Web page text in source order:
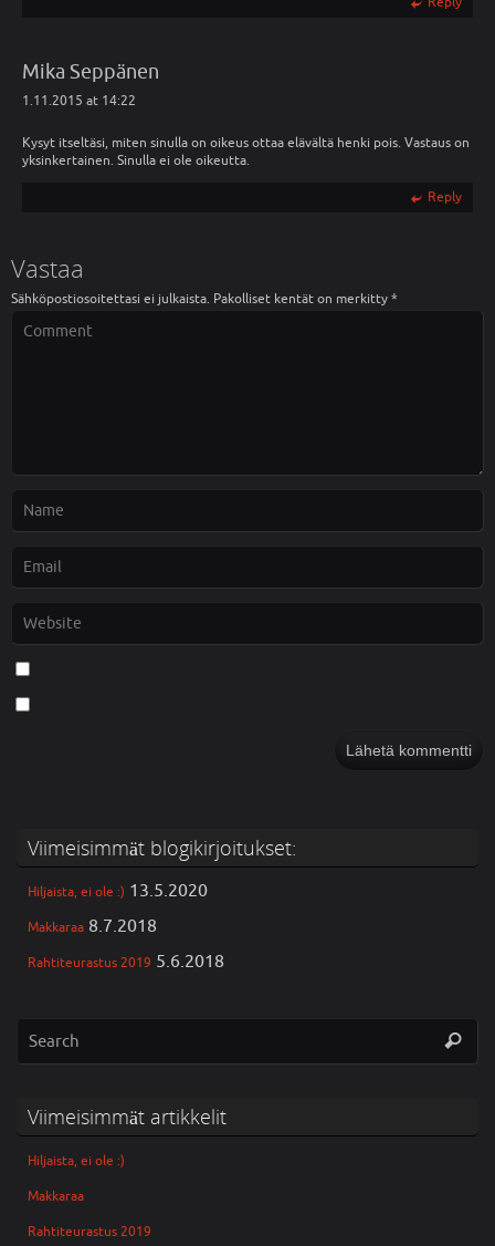
Mika Seppänen
1.11.2015 at 14:22
Kysyt itseltäsi, miten sinulla on oikeus ottaa elävältä henki pois. Vastaus on
yksinkertainen. Sinulla ei ole oikeutta.
Reply
Vastaa
Sähköpostiosoitettasi ei julkaista. Pakolliset kentät on merkitty*
Viimeisimmät blogikirjoitukset:
Hiljaista, ei ole :) 13.5.2020
Makkaraa 8.7.2018
Rahtiteurastus 2019 5.6.2018
Viimeisimmät artikkelit
Hiljaista, ei ole :)
Makkaraa
Rahtiteurastus 2019